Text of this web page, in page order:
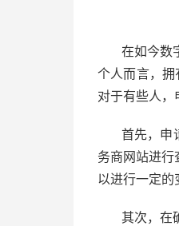
在如今数
个人而言，
对于有些人，
首先，申
务商网站进
以进行一定的
其次，在